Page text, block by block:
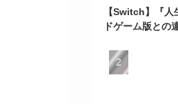
【Switch】『
ドゲーム版との